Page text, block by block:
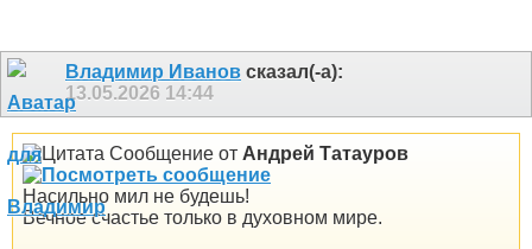
Владимир Иванов сказал(-а):
13.05.2026 14:44
Сообщение от Андрей Татауров
Насильно мил не будешь!
Вечное счастье только в духовном мире.